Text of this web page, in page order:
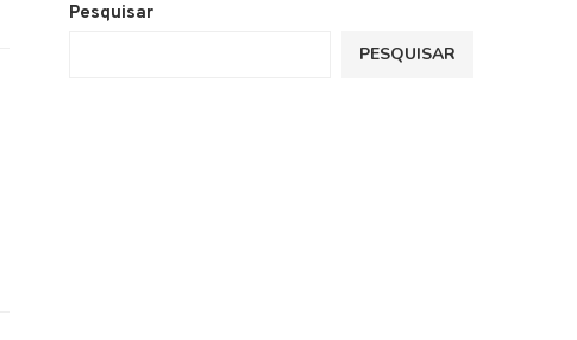
Pesquisar
PESQUISAR